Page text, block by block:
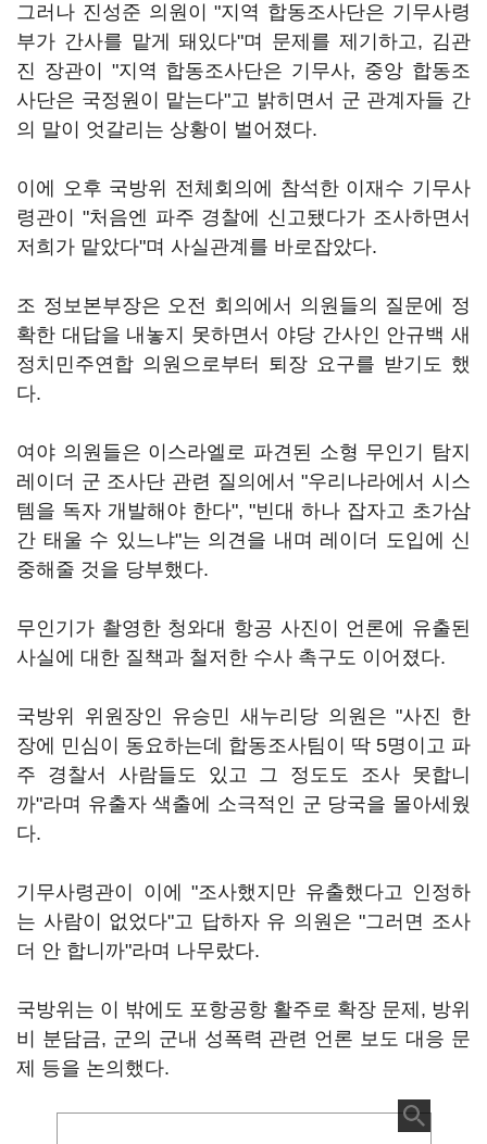
그러나 진성준 의원이 "지역 합동조사단은 기무사령
부가 간사를 맡게 돼있다"며 문제를 제기하고, 김관
진 장관이 "지역 합동조사단은 기무사, 중앙 합동조
사단은 국정원이 맡는다"고 밝히면서 군 관계자들 간
의 말이 엇갈리는 상황이 벌어졌다.
이에 오후 국방위 전체회의에 참석한 이재수 기무사
령관이 "처음엔 파주 경찰에 신고됐다가 조사하면서
저희가 맡았다"며 사실관계를 바로잡았다.
조 정보본부장은 오전 회의에서 의원들의 질문에 정
확한 대답을 내놓지 못하면서 야당 간사인 안규백 새
정치민주연합 의원으로부터 퇴장 요구를 받기도 했
다.
여야 의원들은 이스라엘로 파견된 소형 무인기 탐지
레이더 군 조사단 관련 질의에서 "우리나라에서 시스
템을 독자 개발해야 한다", "빈대 하나 잡자고 초가삼
간 태울 수 있느냐"는 의견을 내며 레이더 도입에 신
중해줄 것을 당부했다.
무인기가 촬영한 청와대 항공 사진이 언론에 유출된
사실에 대한 질책과 철저한 수사 촉구도 이어졌다.
국방위 위원장인 유승민 새누리당 의원은 "사진 한
장에 민심이 동요하는데 합동조사팀이 딱 5명이고 파
주 경찰서 사람들도 있고 그 정도도 조사 못합니
까"라며 유출자 색출에 소극적인 군 당국을 몰아세웠
다.
기무사령관이 이에 "조사했지만 유출했다고 인정하
는 사람이 없었다"고 답하자 유 의원은 "그러면 조사
더 안 합니까"라며 나무랐다.
국방위는 이 밖에도 포항공항 활주로 확장 문제, 방위
비 분담금, 군의 군내 성폭력 관련 언론 보도 대응 문
제 등을 논의했다.